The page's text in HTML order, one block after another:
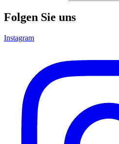
Folgen Sie uns
Instagram